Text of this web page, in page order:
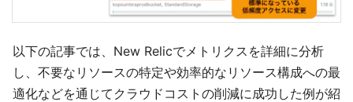
以下の記事では、New Relicでメトリクスを詳細に分析
し、不要なリソースの特定や効率的なリソース構成への最
適化などを通じてクラウドコストの削減に成功した例が紹